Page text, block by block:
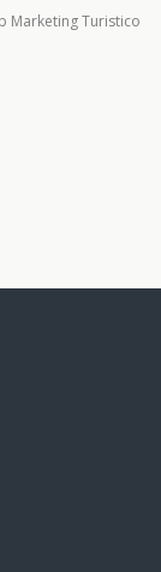
Marketing Turistico